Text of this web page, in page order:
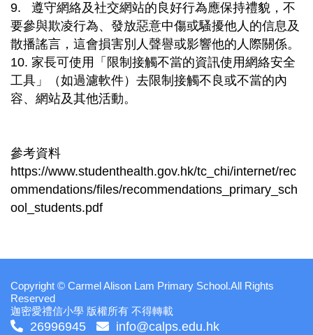
9. 遵守網絡及社交網站的良好行為應保持禮貌，不
要參與欺凌行為、發放惡意中傷或騷擾他人的信息及
散播謠言，這會損害別人聲譽或影響他的人際關係。
10. 家長可使用「限制接觸不當的資訊使用網絡安全
工具」（如過濾軟件）去限制接觸不良或不當的內
容、網站及其他活動。
參考資料
https://www.studenthealth.gov.hk/tc_chi/internet/rec
ommendations/files/recommendations_primary_sch
ool_students.pdf
Copyright © Carmel Alison Lam Primary School.All Rights
Reserved
迦密愛禮信小學 版權所有 不得轉載
26996945 info@calps.edu.hk